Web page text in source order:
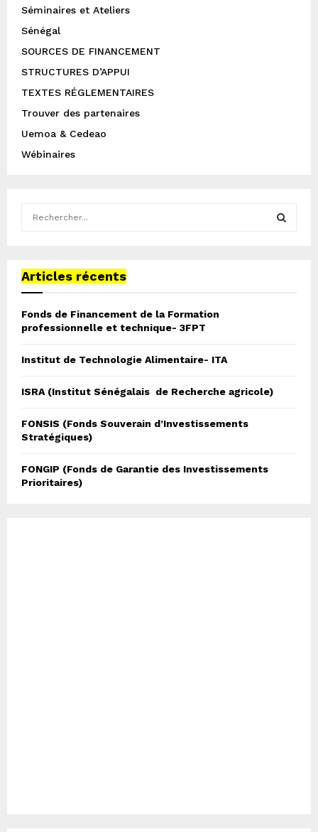
Séminaires et Ateliers
Sénégal
SOURCES DE FINANCEMENT
STRUCTURES D’APPUI
TEXTES RÉGLEMENTAIRES
Trouver des partenaires
Uemoa & Cedeao
Wébinaires
c
h
o
r
Articles récents
Fonds de Financement de la Formation
professionnelle et technique- 3FPT
Institut de Technologie Alimentaire- ITA
ISRA (Institut Sénégalais de Recherche agricole)
FONSIS (Fonds Souverain d’Investissements
Stratégiques)
FONGIP (Fonds de Garantie des Investissements
Prioritaires)